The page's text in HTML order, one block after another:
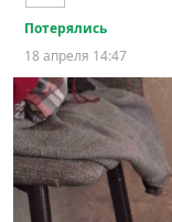
Потерялись
18 апреля 14:47